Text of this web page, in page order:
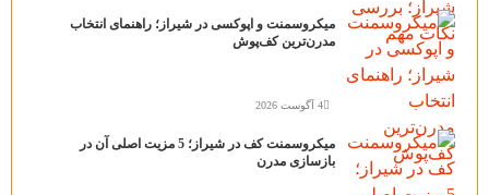
میکروسمنت و اپوکسی در شیراز؛ راهنمای انتخاب
مدرن‌ترین کف‌پوش
4 آگوست 2026
میکروسمنت کف در شیراز؛ 5 مزیت اصلی آن در
بازسازی مدرن